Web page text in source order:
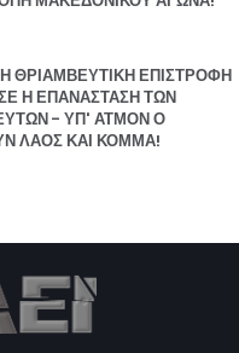
ΘΡΙΑΜΒΕΥΤΙΚΗ ΕΠΙΣΤΡΟΦΗ
Η ΕΠΑΝΑΣΤΑΣΗ ΤΩΝ
- ΥΠ' ΑΤΜΟΝ Ο
ΛΑΟΣ ΚΑΙ ΚΟΜΜΑ!